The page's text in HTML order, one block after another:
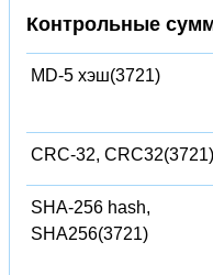
Контрольные
MD-5 хэш(3721)
CRC-32, CRC32(3721)
SHA-256 hash,
SHA256(3721)